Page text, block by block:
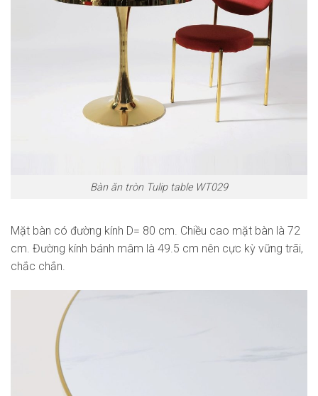
Bàn ăn tròn Tulip table WT029
Mặt bàn có đường kính D= 80 cm. Chiều cao mặt bàn là 72
cm. Đường kính bánh mâm là 49.5 cm nên cực kỳ vững trãi,
chắc chắn.